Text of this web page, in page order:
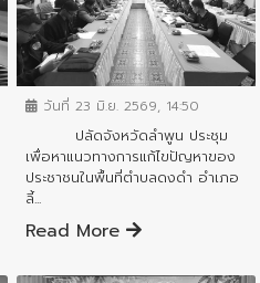
ข่าวสารจังหวัด
วันที่ 23 มิ.ย. 2569, 14:50
ปลัดจังหวัดลำพูน ประชุม
เพื่อหาแนวทางการแก้ไขปัญหาของ
ประชาชนในพื้นที่ตำบลดงดำ อำเภอ
ลี้...
Read More